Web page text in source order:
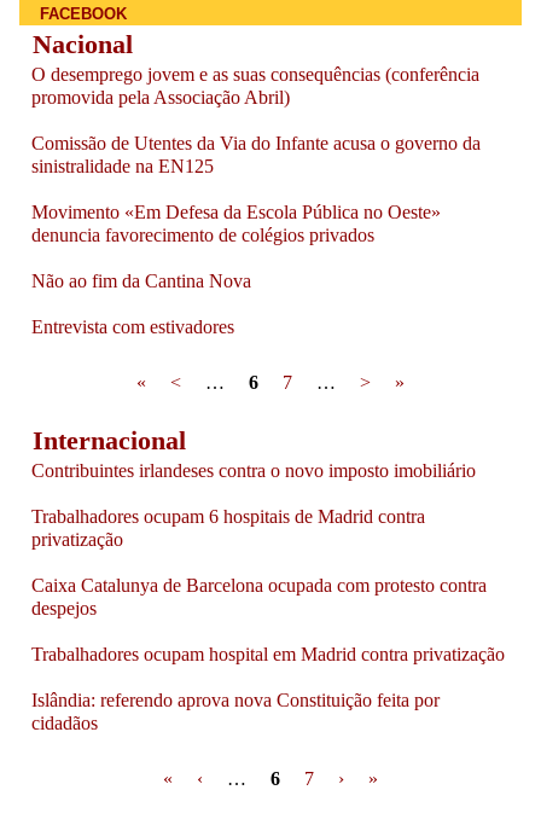
FACEBOOK
Nacional
O desemprego jovem e as suas consequências (conferência
promovida pela Associação Abril)
Comissão de Utentes da Via do Infante acusa o governo da
sinistralidade na EN125
Movimento «Em Defesa da Escola Pública no Oeste»
denuncia favorecimento de colégios privados
Não ao fim da Cantina Nova
Entrevista com estivadores
« < … 6 7 … > »
Internacional
Contribuintes irlandeses contra o novo imposto imobiliário
Trabalhadores ocupam 6 hospitais de Madrid contra
privatização
Caixa Catalunya de Barcelona ocupada com protesto contra
despejos
Trabalhadores ocupam hospital em Madrid contra privatização
Islândia: referendo aprova nova Constituição feita por
cidadãos
« ‹ … 6 7 › »